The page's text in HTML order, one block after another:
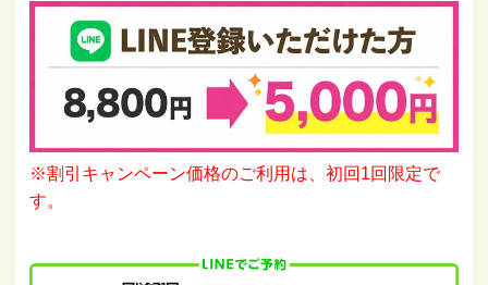
※割引キャンペーン価格のご利用は、初回1回限定で
す。